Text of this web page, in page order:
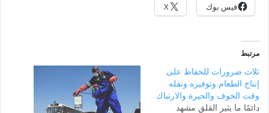
فيس بوك X
مرتبط
ثلاث ضرورات للحفاظ على
إنتاج الطعام وتوفيره ونقله
وقت الخوف والحيرة والارتباك
دائمًا ما يثير القلق مشهد